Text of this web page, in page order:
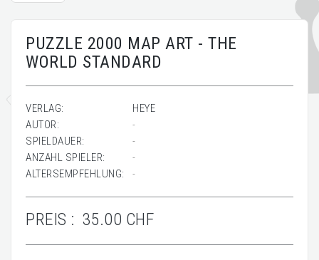
PUZZLE 2000 MAP ART - THE
WORLD STANDARD
VERLAG:
HEYE
AUTOR:
-
SPIELDAUER:
-
ANZAHL SPIELER:
-
ALTERSEMPFEHLUNG:
-
PREIS : 35.00 CHF